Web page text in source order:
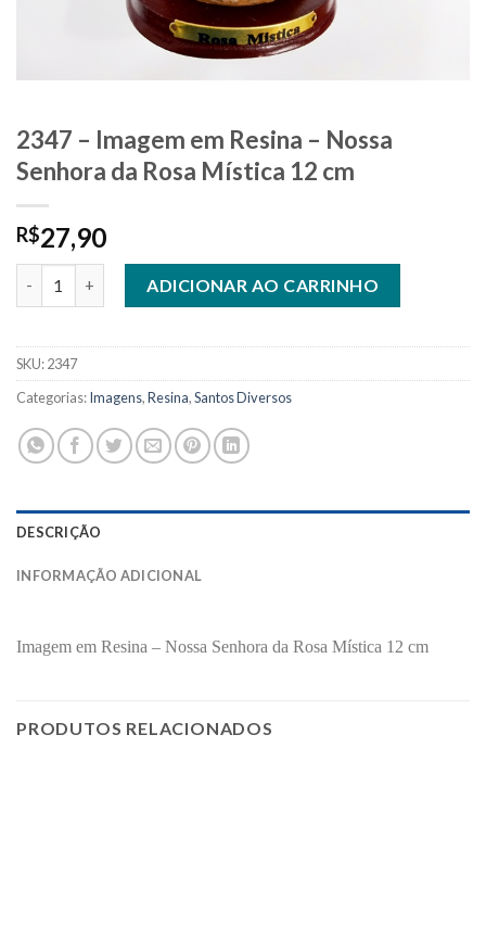
2347 – Imagem em Resina – Nossa
Senhora da Rosa Mística 12 cm
R$27,90
ADICIONAR AO CARRINHO
SKU:2347
Categorias:Imagens,Resina,Santos Diversos
DESCRIÇÃO
INFORMAÇÃO ADICIONAL
Imagem em Resina – Nossa Senhora da Rosa Mística 12 cm
PRODUTOS RELACIONADOS